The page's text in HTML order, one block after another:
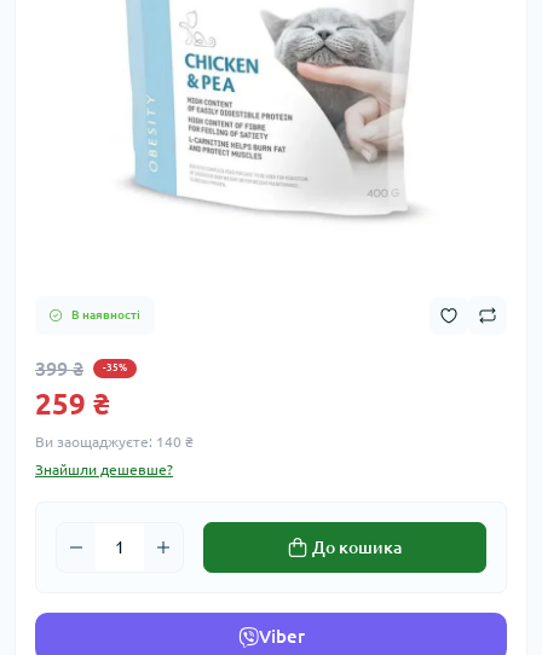
В наявності
399 ₴ -35%
259 ₴
Ви заощаджуєте: 140 ₴
Знайшли дешевше?
До кошика
Viber